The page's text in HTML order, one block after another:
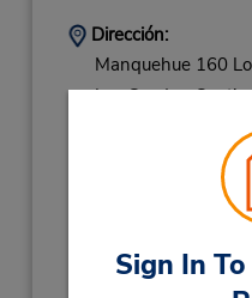
Sign In
Dirección:
Manquehue 160
Las Condes,
Horario de servicio:
Sun - Sat 9:15 AM